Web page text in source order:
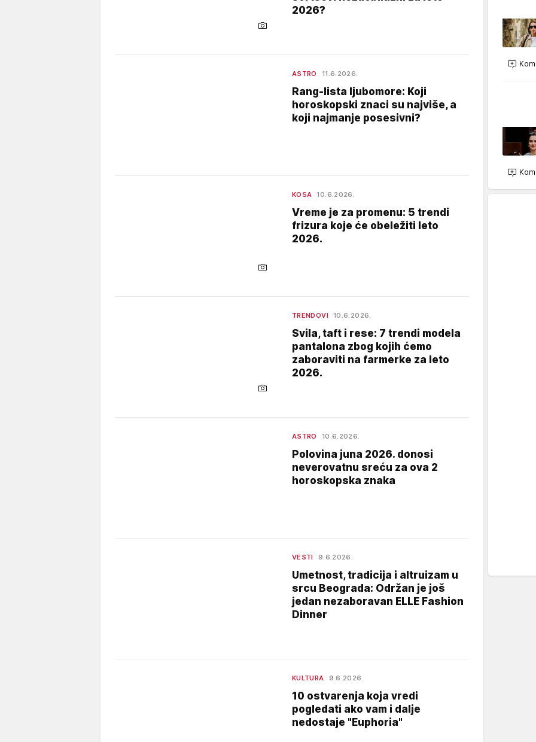
2026?
ASTRO 11.6.2026.
Rang-lista ljubomore: Koji
horoskopski znaci su najviše, a
koji najmanje posesivni?
KOSA 10.6.2026.
Vreme je za promenu: 5 trendi
frizura koje će obeležiti leto
2026.
TRENDOVI 10.6.2026.
Svila, taft i rese: 7 trendi modela
pantalona zbog kojih ćemo
zaboraviti na farmerke za leto
2026.
ASTRO 10.6.2026.
Polovina juna 2026. donosi
neverovatnu sreću za ova 2
horoskopska znaka
VESTI 9.6.2026.
Umetnost, tradicija i altruizam u
srcu Beograda: Održan je još
jedan nezaboravan ELLE Fashion
Dinner
KULTURA 9.6.2026.
10 ostvarenja koja vredi
pogledati ako vam i dalje
nedostaje "Euphoria"